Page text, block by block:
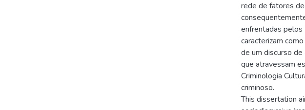
rede de fatores
enfrentadas pelos
caracterizam
de um discurso de
que atravessam
Criminologia
criminoso.
This dissertation